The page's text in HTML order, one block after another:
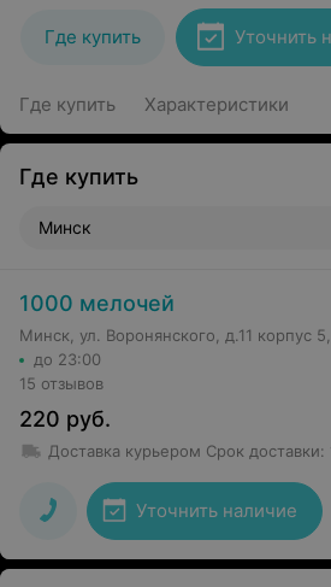
Где купить Уточнить
Где купить Характеристики
Где купить
Минск
1000 мелочей
Минск, ул. Воронянского, д.11 корпус
до 23:00
15 отзывов
220 руб.
Доставка курьером Срок доставки:
Уточнить наличие